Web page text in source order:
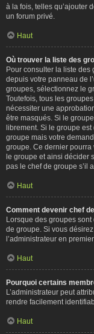
à la fois, telles qu’ajouter
un forum privé.
Haut
Où trouver la liste des
Pour consulter la liste des
depuis votre panneau de
groupes, sélectionnez le
Toutefois, tous les
nécessiter une
être masqués. Si le
librement. Si le groupe
groupe mais votre
groupe. Ce dernier
le groupe et ainsi décider
pas le chef de groupe s’il
Haut
Comment devenir chef
Lorsque des groupes sont
de groupe. Si vous
l’administrateur en
Haut
Pourquoi certains
L’administrateur peut
rendre facilement
Haut